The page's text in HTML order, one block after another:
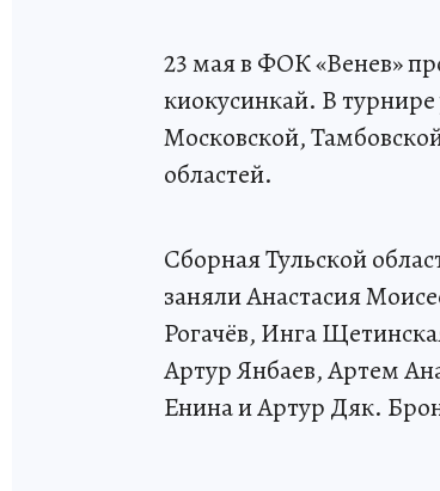
23 мая в ФОК «Венев»
киокусинкай. В
Московской,
областей.
Сборная Тульской
заняли Анастасия
Рогачёв, Инга
Артур Янбаев, Артем
Енина и Артур Дяк.